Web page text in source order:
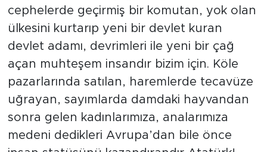
cephelerde geçirmiş bir komutan, yok olan
ülkesini kurtarıp yeni bir devlet kuran
devlet adamı, devrimleri ile yeni bir çağ
açan muhteşem insandır bizim için. Köle
pazarlarında satılan, haremlerde tecavüze
uğrayan, sayımlarda damdaki hayvandan
sonra gelen kadınlarımıza, analarımıza
medeni dedikleri Avrupa’dan bile önce